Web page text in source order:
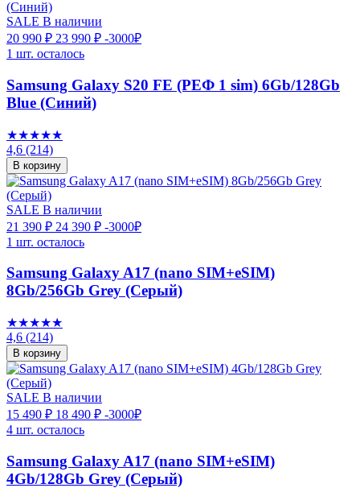
SALE В наличии
20 990 ₽ 23 990 ₽ -3000₽
1 шт. осталось
Samsung Galaxy S20 FE (РЕФ 1 sim) 6Gb/128Gb
Blue (Синий)
★★★★★
4,6 (214)
В корзину
SALE В наличии
21 390 ₽ 24 390 ₽ -3000₽
1 шт. осталось
Samsung Galaxy A17 (nano SIM+eSIM)
8Gb/256Gb Grey (Серый)
★★★★★
4,6 (214)
В корзину
SALE В наличии
15 490 ₽ 18 490 ₽ -3000₽
4 шт. осталось
Samsung Galaxy A17 (nano SIM+eSIM)
4Gb/128Gb Grey (Серый)